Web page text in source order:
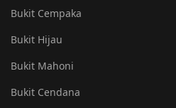
Bukit Cempaka
Bukit Hijau
Bukit Mahoni
Bukit Cendana